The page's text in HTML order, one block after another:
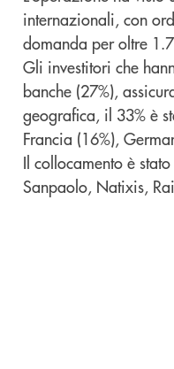
internazionali, con
domanda per oltre
Gli investitori che
banche (27%),
geografica, il 33% è
Francia (16%),
Il collocamento è
Sanpaolo, Natixis,